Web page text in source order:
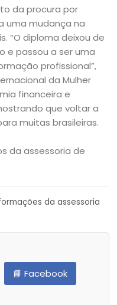
da procura por
uma mudança na
“O diploma deixou de
e passou a ser uma
profissional”,
da Mulher
financeira e
que voltar a
muitas brasileiras.
da assessoria de
da assessoria
📘 Facebook